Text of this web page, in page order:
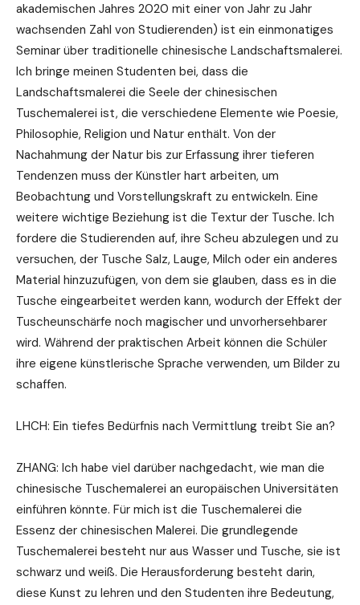
akademischen Jahres 2020 mit einer von Jahr zu Jahr
wachsenden Zahl von Studierenden) ist ein einmonatiges
Seminar über traditionelle chinesische Landschaftsmalerei.
Ich bringe meinen Studenten bei, dass die
Landschaftsmalerei die Seele der chinesischen
Tuschemalerei ist, die verschiedene Elemente wie Poesie,
Philosophie, Religion und Natur enthält. Von der
Nachahmung der Natur bis zur Erfassung ihrer tieferen
Tendenzen muss der Künstler hart arbeiten, um
Beobachtung und Vorstellungskraft zu entwickeln. Eine
weitere wichtige Beziehung ist die Textur der Tusche. Ich
fordere die Studierenden auf, ihre Scheu abzulegen und zu
versuchen, der Tusche Salz, Lauge, Milch oder ein anderes
Material hinzuzufügen, von dem sie glauben, dass es in die
Tusche eingearbeitet werden kann, wodurch der Effekt der
Tuscheunschärfe noch magischer und unvorhersehbarer
wird. Während der praktischen Arbeit können die Schüler
ihre eigene künstlerische Sprache verwenden, um Bilder zu
schaffen.
LHCH: Ein tiefes Bedürfnis nach Vermittlung treibt Sie an?
ZHANG: Ich habe viel darüber nachgedacht, wie man die
chinesische Tuschemalerei an europäischen Universitäten
einführen könnte. Für mich ist die Tuschemalerei die
Essenz der chinesischen Malerei. Die grundlegende
Tuschemalerei besteht nur aus Wasser und Tusche, sie ist
schwarz und weiß. Die Herausforderung besteht darin,
diese Kunst zu lehren und den Studenten ihre Bedeutung,